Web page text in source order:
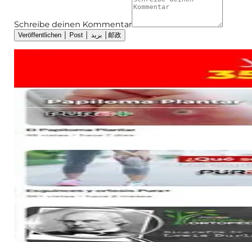
Schreibe deinen Kommentar
Veröffentlichen │ Post │ بريد │邮政